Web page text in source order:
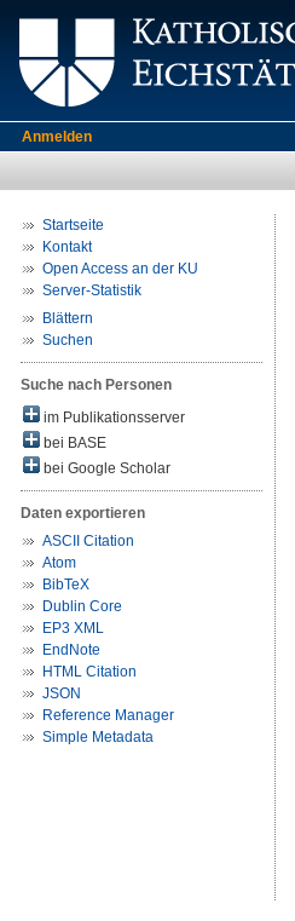
Anmelden
Startseite
Kontakt
Open Access an der KU
Server-Statistik
Blättern
Suchen
Suche nach Personen
im Publikationsserver
bei BASE
bei Google Scholar
Daten exportieren
ASCII Citation
Atom
BibTeX
Dublin Core
EP3 XML
EndNote
HTML Citation
JSON
Reference Manager
Simple Metadata